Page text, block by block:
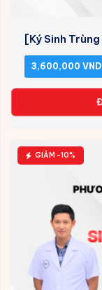
[Ký Sinh
3,600,000 VND
GIẢM -10%